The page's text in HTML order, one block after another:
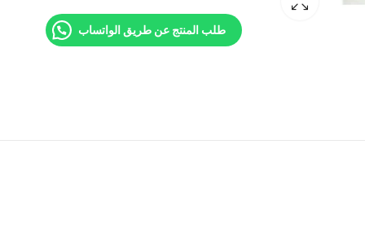
طلب المنتج عن طريق الواتساب